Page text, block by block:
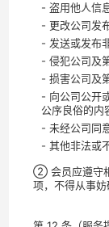
- 盗用他人信
- 更改公司发
- 发送或发布
- 侵犯公司及
- 损害公司及
- 向公司公开
公序良俗的内
- 未经公司同
- 其他非法或
② 会员应遵守
项，不得从事妨